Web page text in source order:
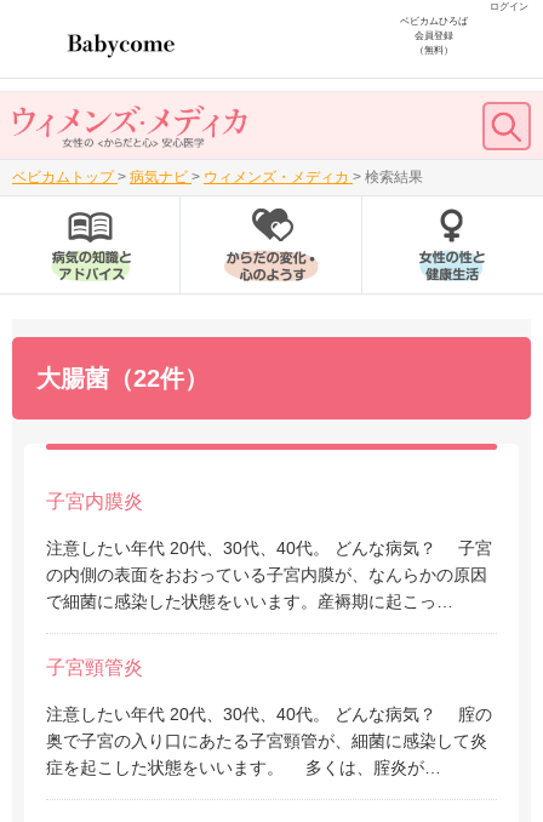
ログイン
ベビカムひろば
会員登録
（無料）
ベビカムトップ > 病気ナビ > ウィメンズ・メディカ > 検索結果
大腸菌（22件）
子宮内膜炎
注意したい年代 20代、30代、40代。 どんな病気？ 子宮
の内側の表面をおおっている子宮内膜が、なんらかの原因
で細菌に感染した状態をいいます。産褥期に起こっ…
子宮頸管炎
注意したい年代 20代、30代、40代。 どんな病気？ 腟の
奥で子宮の入り口にあたる子宮頸管が、細菌に感染して炎
症を起こした状態をいいます。 多くは、腟炎が…